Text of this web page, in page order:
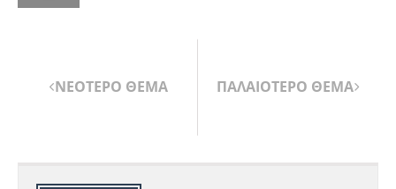
ΝΕΟΤΕΡΟ ΘΕΜΑ ΠΑΛΑΙΟΤΕΡΟ ΘΕΜΑ